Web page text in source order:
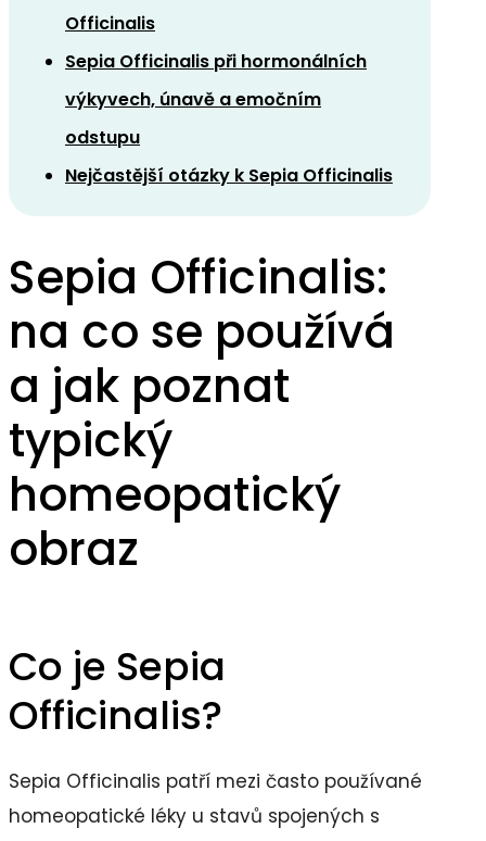
Officinalis
Sepia Officinalis při hormonálních
výkyvech, únavě a emočním
odstupu
Nejčastější otázky k Sepia Officinalis
Sepia Officinalis:
na co se používá
a jak poznat
typický
homeopatický
obraz
Co je Sepia
Officinalis?
Sepia Officinalis patří mezi často používané
homeopatické léky u stavů spojených s